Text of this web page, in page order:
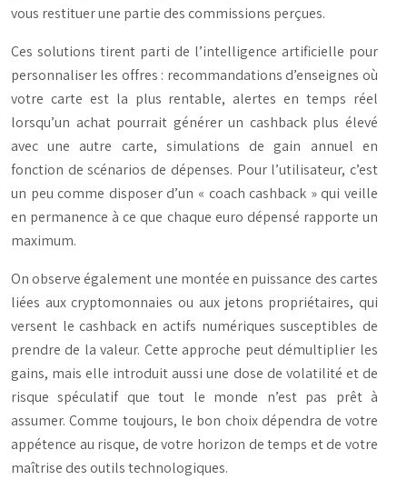
vous restituer une partie des commissions perçues.
Ces solutions tirent parti de l’intelligence artificielle pour
personnaliser les offres : recommandations d’enseignes où
votre carte est la plus rentable, alertes en temps réel
lorsqu’un achat pourrait générer un cashback plus élevé
avec une autre carte, simulations de gain annuel en
fonction de scénarios de dépenses. Pour l’utilisateur, c’est
un peu comme disposer d’un « coach cashback » qui veille
en permanence à ce que chaque euro dépensé rapporte un
maximum.
On observe également une montée en puissance des cartes
liées aux cryptomonnaies ou aux jetons propriétaires, qui
versent le cashback en actifs numériques susceptibles de
prendre de la valeur. Cette approche peut démultiplier les
gains, mais elle introduit aussi une dose de volatilité et de
risque spéculatif que tout le monde n’est pas prêt à
assumer. Comme toujours, le bon choix dépendra de votre
appétence au risque, de votre horizon de temps et de votre
maîtrise des outils technologiques.